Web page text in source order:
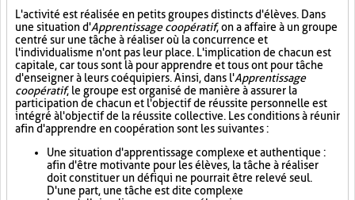
L'activité est réalisée en petits groupes distincts d'élèves. Dans
une situation d'Apprentissage coopératif, on a affaire à un groupe
centré sur une tâche à réaliser où la concurrence et
l'individualisme n'ont pas leur place. L'implication de chacun est
capitale, car tous sont là pour apprendre et tous ont pour tâche
d'enseigner à leurs coéquipiers. Ainsi, dans l'Apprentissage
coopératif, le groupe est organisé de manière à assurer la
participation de chacun et l'objectif de réussite personnelle est
intégré à l'objectif de la réussite collective. Les conditions à réunir
afin d'apprendre en coopération sont les suivantes :
Une situation d'apprentissage complexe et authentique :
afin d'être motivante pour les élèves, la tâche à réaliser
doit constituer un défi qui ne pourrait être relevé seul.
D'une part, une tâche est dite complexe